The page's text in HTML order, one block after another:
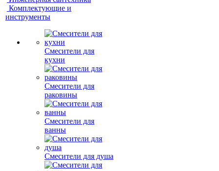
Комплектующие и
инструменты
Смесители для
кухни
Смесители для
раковины
Смесители для
ванны
Смесители для душа